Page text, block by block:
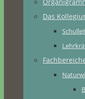
Das